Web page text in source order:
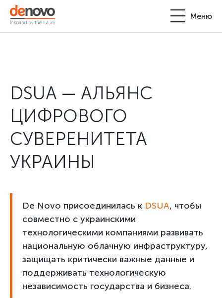
Меню
Партнерство
Блог
+380-44-200-93-39
request@denovo.ua
DSUA — АЛЬЯНС
ЦИФРОВОГО
СУВЕРЕНИТЕТА
УКРАИНЫ
De Novo присоединилась к DSUA, чтобы
совместно с украинскими
технологическими компаниями развивать
национальную облачную инфраструктуру,
защищать критически важные данные и
поддерживать технологическую
независимость государства и бизнеса.